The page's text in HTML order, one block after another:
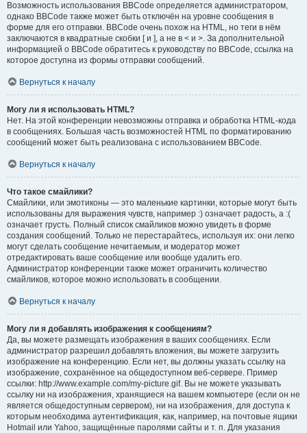
Возможность использования BBCode определяется администратором,
однако BBCode также может быть отключён на уровне сообщения в
форме для его отправки. BBCode очень похож на HTML, но теги в нём
заключаются в квадратные скобки [ и ], а не в < и >. За дополнительной
информацией о BBCode обратитесь к руководству по BBCode, ссылка на
которое доступна из формы отправки сообщений.
Вернуться к началу
Могу ли я использовать HTML?
Нет. На этой конференции невозможны отправка и обработка HTML-кода
в сообщениях. Большая часть возможностей HTML по форматированию
сообщений может быть реализована с использованием BBCode.
Вернуться к началу
Что такое смайлики?
Смайлики, или эмотиконы — это маленькие картинки, которые могут быть
использованы для выражения чувств, например :) означает радость, а :(
означает грусть. Полный список смайликов можно увидеть в форме
создания сообщений. Только не перестарайтесь, используя их: они легко
могут сделать сообщение нечитаемым, и модератор может
отредактировать ваше сообщение или вообще удалить его.
Администратор конференции также может ограничить количество
смайликов, которое можно использовать в сообщении.
Вернуться к началу
Могу ли я добавлять изображения к сообщениям?
Да, вы можете размещать изображения в ваших сообщениях. Если
администратор разрешил добавлять вложения, вы можете загрузить
изображение на конференцию. Если нет, вы должны указать ссылку на
изображение, сохранённое на общедоступном веб-сервере. Пример
ссылки: http://www.example.com/my-picture.gif. Вы не можете указывать
ссылку ни на изображения, хранящиеся на вашем компьютере (если он не
является общедоступным сервером), ни на изображения, для доступа к
которым необходима аутентификация, как, например, на почтовые ящики
Hotmail или Yahoo, защищённые паролями сайты и т. п. Для указания